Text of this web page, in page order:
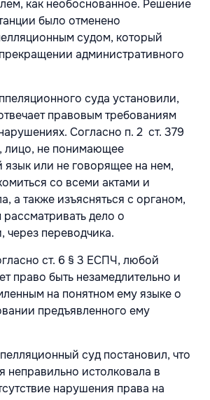
как необоснованное. Решение
было отменено
судом, который
административного
суда установили,
правовым требованиям
Согласно п. 2 ст. 379
лицо, не понимающее
язык или не говорящее на нем,
со всеми актами и
а также изъясняться с органом,
дело о
переводчика.
ст. 6 § 3 ЕСПЧ, любой
право быть незамедлительно и
на понятном ему языке о
предъявленного ему
суд постановил, что
неправильно истолковала в
нарушения права на